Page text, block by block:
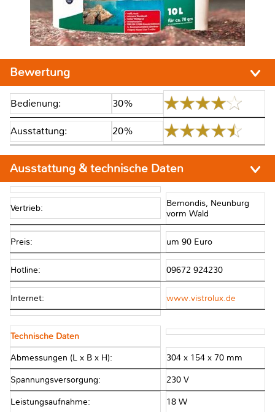
Bewertung
Bedienung: 30%
Ausstattung: 20%
Ausstattung & technische Daten
Vertrieb:
Bemondis, Neunburg
vorm Wald
Preis: um 90 Euro
Hotline: 09672 924230
Internet: www.vistrolux.de
Technische Daten
Abmessungen (L x B x H): 304 x 154 x 70 mm
Spannungsversorgung: 230 V
Leistungsaufnahme: 18 W